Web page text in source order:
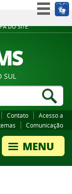
DO SITE
SUL
Contato
Acesso a
Comunicação